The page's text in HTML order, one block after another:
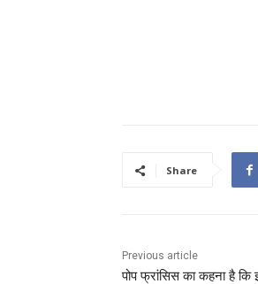
Share
Previous article
पोप फ्रांसिस का कहना है कि